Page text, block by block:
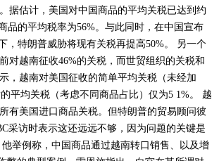
据估计，美国对中国商品的平均关税已达到约
品的平均税率为56%。与此同时，在中国宣布
，特朗普威胁将现有关税再提高50%。 另一个
对越南征收46%的关税，而世贸组织的关税和
，越南对美国征收的简单平均关税（未经加
平均关税（考虑不同商品占比）仅为5 1%。 越
有美国进口商品关税。但特朗普的贸易顾问彼
采访时表示这还远远不够，因为问题的关键是
举例称，中国商品通过越南转口销售、以及增